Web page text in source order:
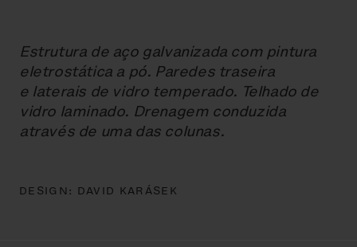
Estrutura de aço galvanizada com pintura
eletrostática a pó. Paredes traseira
e laterais de vidro temperado. Telhado de
vidro laminado. Drenagem conduzida
através de uma das colunas.
DESIGN: DAVID KARÁSEK